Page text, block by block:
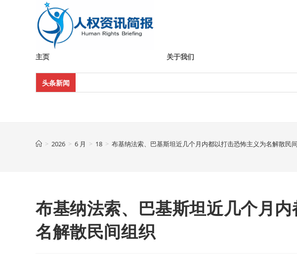
主页 关于我们
头条新闻
> 2026 > 6 月 > 18 > 布基纳法索、巴基斯坦近几个月内都以打击恐怖主义为名解散民
布基纳法索、巴基斯坦近几个月
名解散民间组织